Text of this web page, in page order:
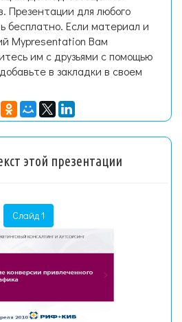
Презентации для любого
бесплатно. Если материал и
Mypresentation Вам
им с друзьями с помощью
в закладки в своем
этой презентации
Слайд 1